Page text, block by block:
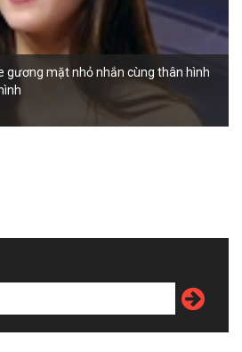
gương mặt nhỏ nhắn cùng thân hình